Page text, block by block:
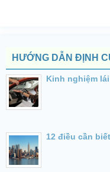
HƯỚNG DẪN ĐỊNH
Kinh nghiệm
12 điều cần